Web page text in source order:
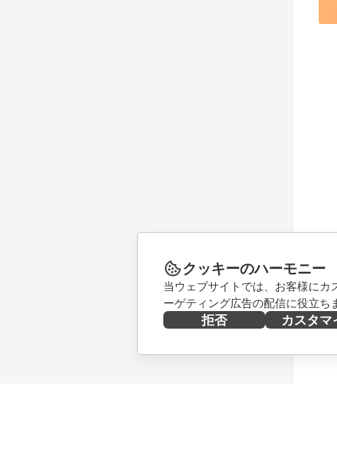
クッキーのハーモニー
当ウェブサイトでは、お客様に
ーゲティング広告の配信に役立ち
拒否 カスタマ